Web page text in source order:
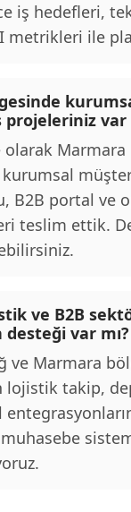
iş hedefleri,
metrikleri ile
var
olarak Marmara
B2B portal ve
teslim ettik.
ve B2B
var mı?
ve Marmara
lojistik takip,